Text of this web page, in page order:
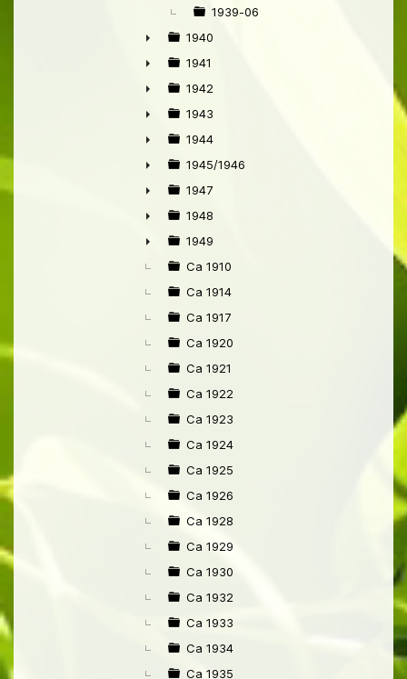
1939-06
►
1940
►
1941
►
1942
►
1943
►
1944
►
1945/1946
►
1947
►
1948
►
1949
Ca 1910
Ca 1914
Ca 1917
Ca 1920
Ca 1921
Ca 1922
Ca 1923
Ca 1924
Ca 1925
Ca 1926
Ca 1928
Ca 1929
Ca 1930
Ca 1932
Ca 1933
Ca 1934
Ca 1935